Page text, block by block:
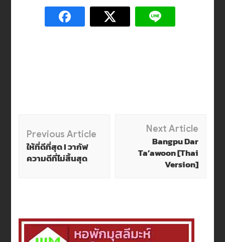
Post
Navigation
Previous Article
ให้ที่ดีที่สุด I วากัฟ
ความดีที่ไม่สิ้นสุด
Next Article
Bangpu Dar
Ta’awoon [Thai
Version]